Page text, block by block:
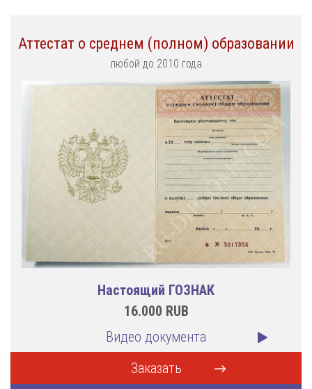
Аттестат о среднем (полном) образовании
любой до 2010 года
Настоящий ГОЗНАК
16.000 RUB
Видео документа
Заказать